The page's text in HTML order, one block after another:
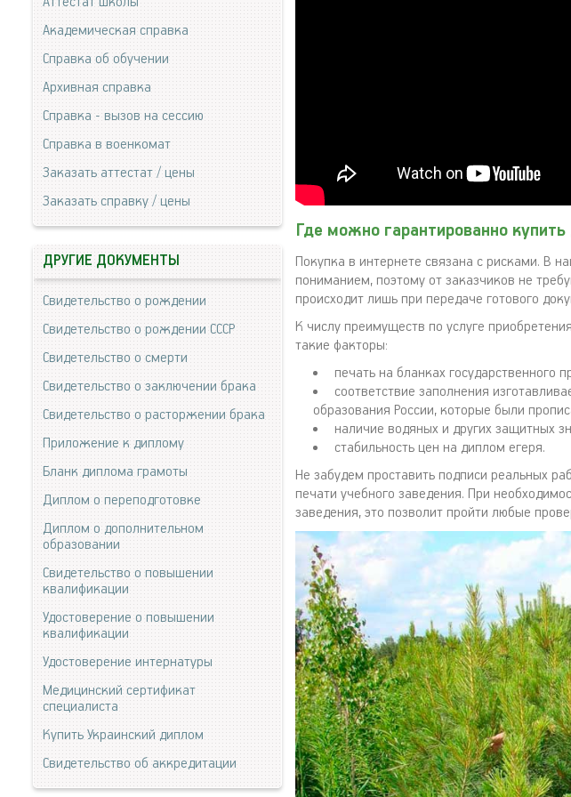
Где можно гарантированно
Покупка в интернете связана с рисками. В
пониманием, поэтому от заказчиков не
происходит лишь при передаче готового
К числу преимуществ по услуге
такие факторы:
печать на бланках государственного
соответствие заполнения
образования России, которые были
наличие водяных и других защитных
стабильность цен на диплом егеря.
Не забудем проставить подписи реальных
печати учебного заведения. При
заведения, это позволит пройти любые
Академическая справка
Справка об обучении
Архивная справка
Справка - вызов на сессию
Справка в военкомат
Заказать аттестат / цены
Заказать справку / цены
ДРУГИЕ ДОКУМЕНТЫ
Свидетельство о рождении
Свидетельство о рождении СССР
Свидетельство о смерти
Свидетельство о заключении брака
Свидетельство о расторжении брака
Приложение к диплому
Бланк диплома грамоты
Диплом о переподготовке
Диплом о дополнительном
образовании
Свидетельство о повышении
квалификации
Удостоверение о повышении
квалификации
Удостоверение интернатуры
Медицинский сертификат
специалиста
Купить Украинский диплом
Свидетельство об аккредитации